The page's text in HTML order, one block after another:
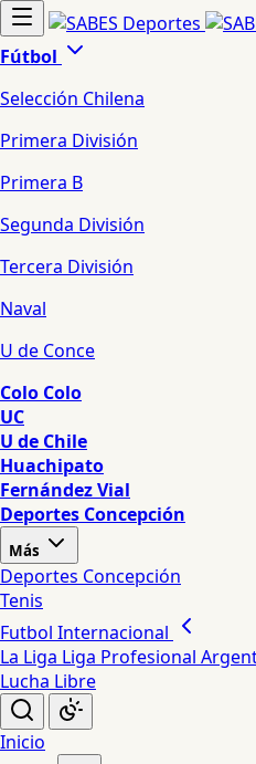
Fútbol
Selección Chilena
Primera División
Primera B
Segunda División
Tercera División
Naval
U de Conce
Colo Colo
UC
U de Chile
Huachipato
Fernández Vial
Deportes Concepción
Más
Deportes Concepción
Tenis
Futbol Internacional
La Liga Liga Profesional
Lucha Libre
Inicio